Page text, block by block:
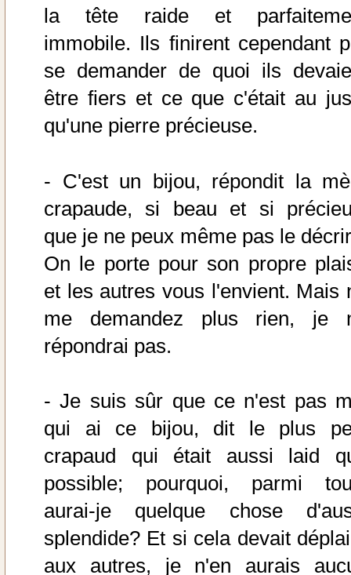
la tête raide et
immobile. Ils finirent cependant
se demander de quoi ils
être fiers et ce que c'était au
qu'une pierre précieuse.
- C'est un bijou, répondit la
crapaude, si beau et si
que je ne peux même pas le
On le porte pour son propre
et les autres vous l'envient. Mais
me demandez plus rien, je
répondrai pas.
- Je suis sûr que ce n'est pas
qui ai ce bijou, dit le plus
crapaud qui était aussi laid
possible; pourquoi, parmi
aurai-je quelque chose
splendide? Et si cela devait
aux autres, je n'en aurais